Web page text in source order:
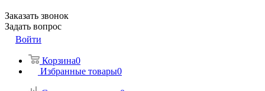
Заказать звонок
Задать вопрос
Войти
Корзина0
Избранные товары0